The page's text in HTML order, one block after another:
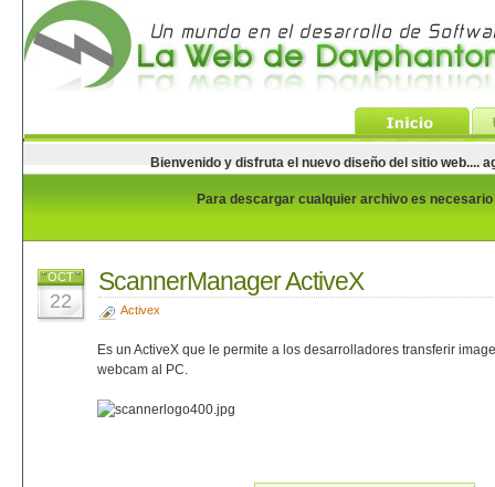
Bienvenido y disfruta el nuevo diseño del sitio web....
Para descargar cualquier archivo es
OCT
22
ScannerManager ActiveX
Activex
Es un ActiveX que le permite a los desarrolladores transferir
webcam al PC.